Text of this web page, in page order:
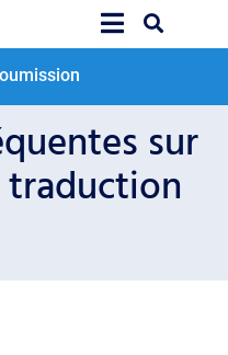
sur
traduction